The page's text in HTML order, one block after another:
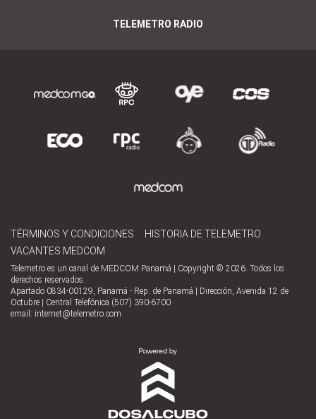
TELEMETRO RADIO
TÉRMINOS Y CONDICIONES
HISTORIA DE TELEMETRO
VACANTES MEDCOM
Telemetro es un canal de MEDCOM Panamá | Copyright © 2026. Todos los
derechos reservados.
Apartado 0834-00129, Panamá - Rep. de Panamá | Dirección, Avenida 12 de
Octubre | Central Telefónica (507) 390-6700
email: internet@telemetro.com